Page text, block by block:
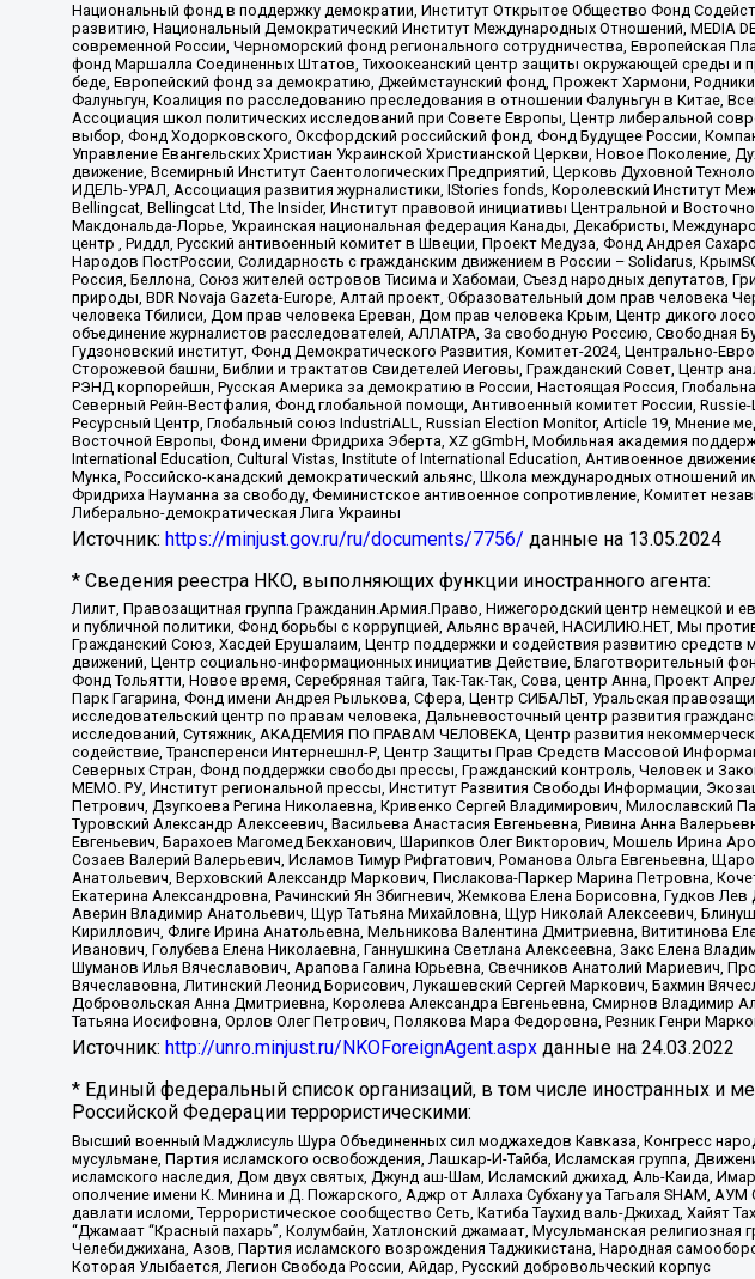
Национальный фонд в поддержку демократии, Институт Открытое Общество Фонд
развитию, Национальный Демократический Институт Международных Отношений, MEDIA
современной России, Черноморский фонд регионального сотрудничества, Европейская
фонд Маршалла Соединенных Штатов, Тихоокеанский центр защиты окружающей среды и
беде, Европейский фонд за демократию, Джеймстаунский фонд, Прожект Хармони,
Фалуньгун, Коалиция по расследованию преследования в отношении Фалуньгун в Китае,
Ассоциация школ политических исследований при Совете Европы, Центр либеральной
выбор, Фонд Ходорковского, Оксфордский российский фонд, Фонд Будущее России,
Управление Евангельских Христиан Украинской Христианской Церкви, Новое
движение, Всемирный Институт Саентологических Предприятий, Церковь Духовной
ИДЕЛЬ-УРАЛ, Ассоциация развития журналистики, IStories fonds, Королевский
Bellingcat, Bellingcat Ltd, The Insider, Институт правовой инициативы Центральной и
Макдональда-Лорье, Украинская национальная федерация Канады, Декабристы,
центр , Риддл, Русский антивоенный комитет в Швеции, Проект Медуза, Фонд Андрея
Народов ПостРоссии, Солидарность с гражданским движением в России – Solidarus,
Россия, Беллона, Союз жителей островов Тисима и Хабомаи, Съезд народных депутатов,
природы, BDR Novaja Gazeta-Europe, Алтай проект, Образовательный дом прав
человека Тбилиси, Дом прав человека Ереван, Дом прав человека Крым, Центр дикого
объединение журналистов расследователей, АЛЛАТРА, За свободную Россию, Свободная
Гудзоновский институт, Фонд Демократического Развития, Комитет-2024, Центрально-
Сторожевой башни, Библии и трактатов Свидетелей Иеговы, Гражданский Совет, Центр
РЭНД корпорейшн, Русская Америка за демократию в России, Настоящая Россия,
Северный Рейн-Вестфалия, Фонд глобальной помощи, Антивоенный комитет России,
Ресурсный Центр, Глобальный союз IndustriALL, Russian Election Monitor, Article 19, Мнение
Восточной Европы, Фонд имени Фридриха Эберта, XZ gGmbH, Мобильная академия
International Education, Cultural Vistas, Institute of International Education, Антивоенное
Мунка, Российско-канадский демократический альянс, Школа международных
Фридриха Науманна за свободу, Феминистское антивоенное сопротивление, Комитет
Либерально-демократическая Лига Украины
Источник: https://minjust.gov.ru/ru/documents/7756/ данные на 13.05.2024
* Сведения реестра НКО, выполняющих функции иностранного агента:
Лилит, Правозащитная группа Гражданин.Армия.Право, Нижегородский центр немецкой и
и публичной политики, Фонд борьбы с коррупцией, Альянс врачей, НАСИЛИЮ.НЕТ, Мы
Гражданский Союз, Хасдей Ерушалаим, Центр поддержки и содействия развитию средств
движений, Центр социально-информационных инициатив Действие, Благотворительный
Фонд Тольятти, Новое время, Серебряная тайга, Так-Так-Так, Сова, центр Анна, Проект
Парк Гагарина, Фонд имени Андрея Рылькова, Сфера, Центр СИБАЛЬТ, Уральская
исследовательский центр по правам человека, Дальневосточный центр развития
исследований, Сутяжник, АКАДЕМИЯ ПО ПРАВАМ ЧЕЛОВЕКА, Центр развития
содействие, Трансперенси Интернешнл-Р, Центр Защиты Прав Средств Массовой
Северных Стран, Фонд поддержки свободы прессы, Гражданский контроль, Человек и
МЕМО. РУ, Институт региональной прессы, Институт Развития Свободы Информации,
Петрович, Дзугкоева Регина Николаевна, Кривенко Сергей Владимирович,
Туровский Александр Алексеевич, Васильева Анастасия Евгеньевна, Ривина Анна
Евгеньевич, Барахоев Магомед Бекханович, Шарипков Олег Викторович, Мошель Ирина
Созаев Валерий Валерьевич, Исламов Тимур Рифгатович, Романова Ольга Евгеньевна,
Анатольевич, Верховский Александр Маркович, Пислакова-Паркер Марина Петровна,
Екатерина Александровна, Рачинский Ян Збигневич, Жемкова Елена Борисовна, Гудков
Аверин Владимир Анатольевич, Щур Татьяна Михайловна, Щур Николай Алексеевич,
Кириллович, Флиге Ирина Анатольевна, Мельникова Валентина Дмитриевна, Вититинова
Иванович, Голубева Елена Николаевна, Ганнушкина Светлана Алексеевна, Закс Елена
Шуманов Илья Вячеславович, Арапова Галина Юрьевна, Свечников Анатолий Мариевич,
Вячеславовна, Литинский Леонид Борисович, Лукашевский Сергей Маркович, Бахмин
Добровольская Анна Дмитриевна, Королева Александра Евгеньевна, Смирнов Владимир
Татьяна Иосифовна, Орлов Олег Петрович, Полякова Мара Федоровна, Резник Генри
Источник: http://unro.minjust.ru/NKOForeignAgent.aspx данные на 24.03.2022
* Единый федеральный список организаций, в том числе иностранных и
Российской Федерации террористическими:
Высший военный Маджлисуль Шура Объединенных сил моджахедов Кавказа, Конгресс
мусульмане, Партия исламского освобождения, Лашкар-И-Тайба, Исламская группа,
исламского наследия, Дом двух святых, Джунд аш-Шам, Исламский джихад, Аль-Каида,
ополчение имени К. Минина и Д. Пожарского, Аджр от Аллаха Субхану уа Тагьаля SHAM,
давлати исломи, Террористическое сообщество Сеть, Катиба Таухид валь-Джихад, Хайят
“Джамаат “Красный пахарь”, Колумбайн, Хатлонский джамаат, Мусульманская
Челебиджихана, Азов, Партия исламского возрождения Таджикистана, Народная
Которая Улыбается, Легион Свобода России, Айдар, Русский добровольческий корпус